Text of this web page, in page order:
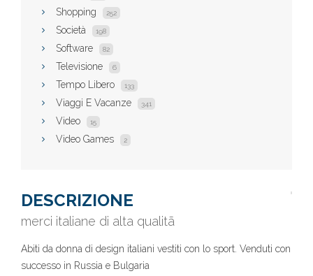
Shopping 252
Società 198
Software 82
Televisione 6
Tempo Libero 133
Viaggi E Vacanze 341
Video 15
Video Games 2
DESCRIZIONE
merci italiane di alta qualitã
Abiti da donna di design italiani vestiti con lo sport. Venduti con
successo in Russia e Bulgaria